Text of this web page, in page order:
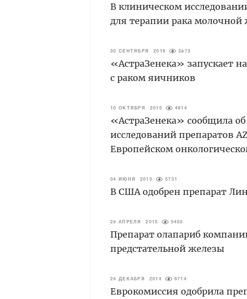
В клиническом
для терапии рака молочной
30 СЕНТЯБРЯ 2016 3873
«АстраЗенека» запускает
с раком яичников
10 ОКТЯБРЯ 2015 4614
«АстраЗенека» сообщила
исследований препаратов
Европейском
04 ИЮНЯ 2015 5731
В США одобрен препарат
29 АПРЕЛЯ 2015 5450
Препарат олапариб
предстательной железы
24 ДЕКАБРЯ 2014 6714
Еврокомиссия одобрила